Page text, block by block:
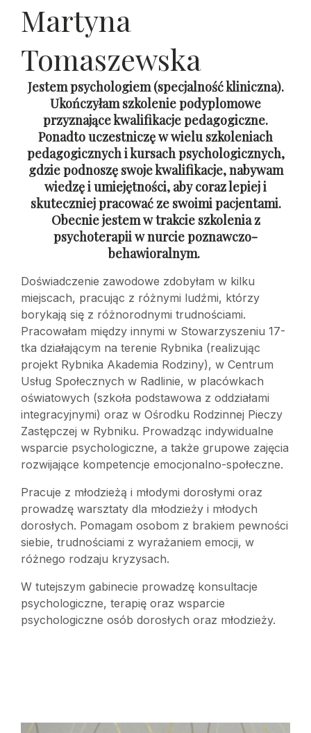
Martyna
Tomaszewska
Jestem psychologiem (specjalność kliniczna).
Ukończyłam szkolenie podyplomowe
przyznające kwalifikacje pedagogiczne.
Ponadto uczestniczę w wielu szkoleniach
pedagogicznych i kursach psychologicznych,
gdzie podnoszę swoje kwalifikacje, nabywam
wiedzę i umiejętności, aby coraz lepiej i
skuteczniej pracować ze swoimi pacjentami.
Obecnie jestem w trakcie szkolenia z
psychoterapii w nurcie poznawczo-
behawioralnym.
Doświadczenie zawodowe zdobyłam w kilku
miejscach, pracując z różnymi ludźmi, którzy
borykają się z różnorodnymi trudnościami.
Pracowałam między innymi w Stowarzyszeniu 17-
tka działającym na terenie Rybnika (realizując
projekt Rybnika Akademia Rodziny), w Centrum
Usług Społecznych w Radlinie, w placówkach
oświatowych (szkoła podstawowa z oddziałami
integracyjnymi) oraz w Ośrodku Rodzinnej Pieczy
Zastępczej w Rybniku. Prowadząc indywidualne
wsparcie psychologiczne, a także grupowe zajęcia
rozwijające kompetencje emocjonalno-społeczne.
Pracuje z młodzieżą i młodymi dorosłymi oraz
prowadzę warsztaty dla młodzieży i młodych
dorosłych. Pomagam osobom z brakiem pewności
siebie, trudnościami z wyrażaniem emocji, w
różnego rodzaju kryzysach.
W tutejszym gabinecie prowadzę konsultacje
psychologiczne, terapię oraz wsparcie
psychologiczne osób dorosłych oraz młodzieży.